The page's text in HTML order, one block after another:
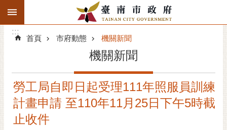
跳到主要內容區塊
搜
階
精彩府城
市府動態
:::
:::
首頁 市府動態 機關新聞
機關新聞
勞工局自即日起受理111年照服員訓練
計畫申請 至110年11月25日下午5時截
止收件